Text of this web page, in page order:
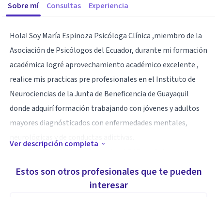
Sobre mí Consultas Experiencia
Hola! Soy María Espinoza Psicóloga Clínica ,miembro de la
Asociación de Psicólogos del Ecuador, durante mi formación
académica logré aprovechamiento académico excelente ,
realice mis practicas pre profesionales en el Instituto de
Neurociencias de la Junta de Beneficencia de Guayaquil
donde adquirí formación trabajando con jóvenes y adultos
mayores diagnósticados con enfermedades mentales,
de Octubre en el cúal trabajé con adolescentes en el área
emocional y vocacional . Paralelamente realice asistencia
Ver descripción completa
Estos son otros profesionales que te pueden
interesar